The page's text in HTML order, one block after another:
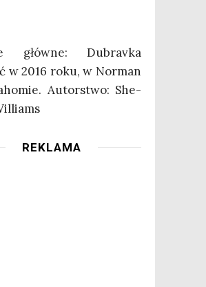
głów­ne: Dubra­vka
w 2016 roku, w Nor­man
Autor­stwo: She­
REKLAMA